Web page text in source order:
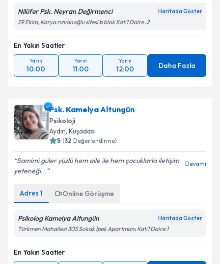
Nilüfer Psk. Neyran Değirmenci Haritada Göster
29 Ekim, Karya rızvanoğlu sitesi b blok Kat:1 Daire :2
En Yakın Saatler
Yarın
10:00
Yarın
11:00
Yarın
12:00 Daha Fazla
Psk. Kamelya Altungün
Psikoloji
Aydın, Kuşadası
5 (32 Değerlendirme)
Samimi güler yüzlü hem aile ile hem çocuklarla iletişim
yeteneği...
Devamı
Adres 1 Online Görüşme
Psikolog Kamelya Altungün Haritada Göster
Türkmen Mahallesi 305 Sokak İpek Apartmanı Kat:1 Daire:1
En Yakın Saatler